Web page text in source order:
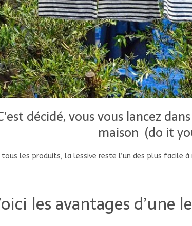
décidé, vous vous lancez
maison (do it
tous les produits, la lessive reste l’un des plus facile
les avantages d’une